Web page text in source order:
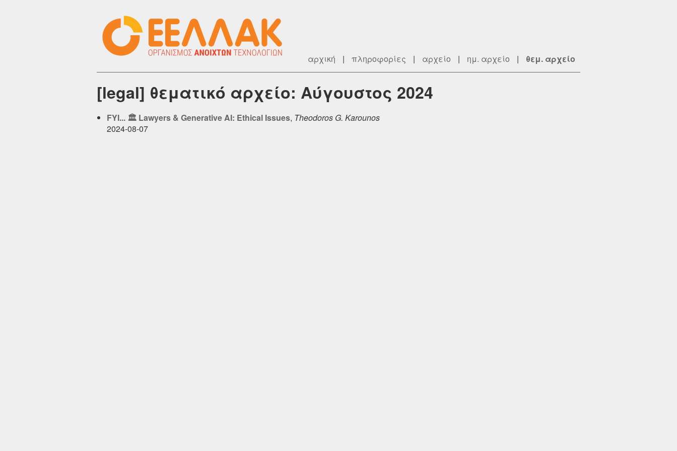
αρχική | πληροφορίες | αρχείο | ημ. αρχείο | θεμ. αρχείο
[legal] θεματικό αρχείο: Αύγουστος 2024
FYI... 🏛️ Lawyers & Generative AI: Ethical Issues, Theodoros G. Karounos
2024-08-07